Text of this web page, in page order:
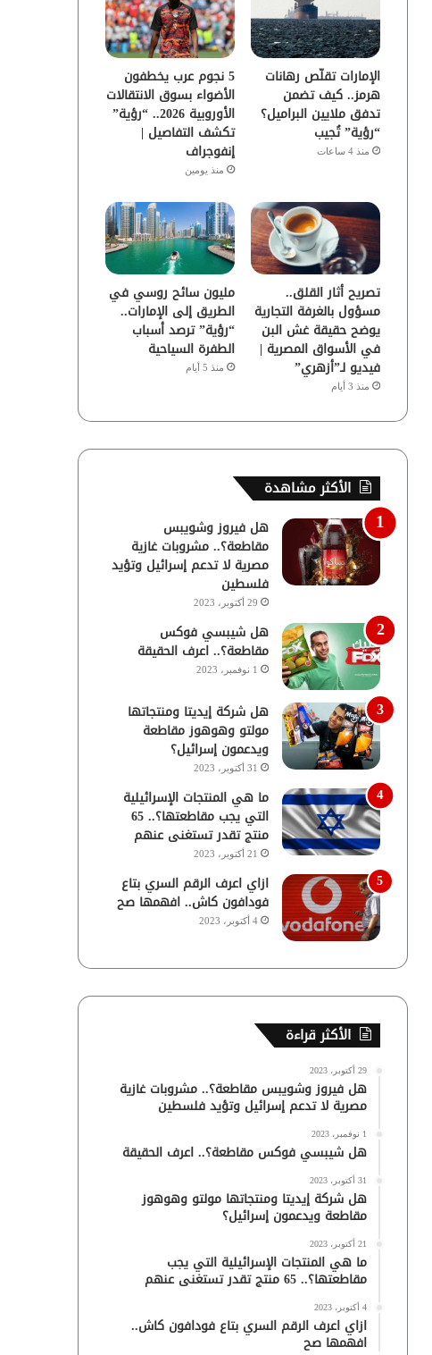
و
ك
و
ب
ق
ر
ا
م
الإمارات تقلّص رهانات
هرمز.. كيف تضمن
تدفق ملايين البراميل؟
“رؤية” تُجيب
منذ 4 ساعات
5 نجوم عرب يخطفون
الأضواء بسوق الانتقالات
الأوروبية 2026.. “رؤية”
تكشف التفاصيل |
إنفوجراف
منذ يومين
تصريح أثار القلق..
مسؤول بالغرفة التجارية
يوضح حقيقة غش البن
في الأسواق المصرية |
فيديو لـ”أزهري”
منذ 3 أيام
مليون سائح روسي في
الطريق إلى الإمارات..
“رؤية” ترصد أسباب
الطفرة السياحية
منذ 5 أيام
الأكثر مشاهدة
هل فيروز وشويبس
مقاطعة؟.. مشروبات غازية
مصرية لا تدعم إسرائيل وتؤيد
فلسطين
29 أكتوبر، 2023
هل شيبسي فوكس
مقاطعة؟.. اعرف الحقيقة
1 نوفمبر، 2023
هل شركة إيديتا ومنتجاتها
مولتو وهوهوز مقاطعة
ويدعمون إسرائيل؟
31 أكتوبر، 2023
ما هي المنتجات الإسرائيلية
التي يجب مقاطعتها؟.. 65
منتج تقدر تستغنى عنهم
21 أكتوبر، 2023
ازاي اعرف الرقم السري بتاع
فودافون كاش.. افهمها صح
4 أكتوبر، 2023
الأكثر قراءة
29 أكتوبر، 2023
هل فيروز وشويبس مقاطعة؟.. مشروبات غازية
مصرية لا تدعم إسرائيل وتؤيد فلسطين
1 نوفمبر، 2023
هل شيبسي فوكس مقاطعة؟.. اعرف الحقيقة
31 أكتوبر، 2023
هل شركة إيديتا ومنتجاتها مولتو وهوهوز
مقاطعة ويدعمون إسرائيل؟
21 أكتوبر، 2023
ما هي المنتجات الإسرائيلية التي يجب
مقاطعتها؟.. 65 منتج تقدر تستغنى عنهم
4 أكتوبر، 2023
ازاي اعرف الرقم السري بتاع فودافون كاش..
افهمها صح